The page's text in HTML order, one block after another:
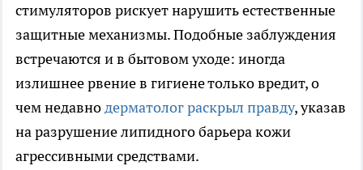
стимуляторов рискует нарушить естественные
защитные механизмы. Подобные заблуждения
встречаются и в бытовом уходе: иногда
излишнее рвение в гигиене только вредит, о
чем недавнодерматолог раскрыл правду, указав
на разрушение липидного барьера кожи
агрессивными средствами.